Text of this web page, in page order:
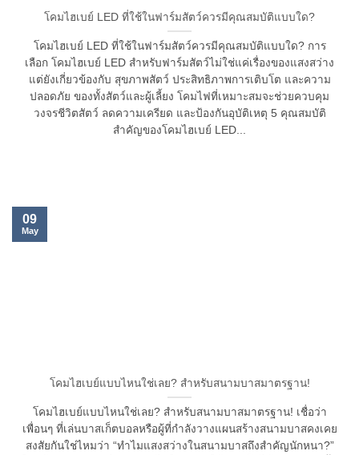
โคมไฮเบย์ LED ที่ใช้ในฟาร์มสัตว์ควรมีคุณสมบัติแบบใด?
โคมไฮเบย์ LED ที่ใช้ในฟาร์มสัตว์ควรมีคุณสมบัติแบบใด? การ
เลือก โคมไฮเบย์ LED สำหรับฟาร์มสัตว์ไม่ใช่แค่เรื่องของแสงสว่าง
แต่ยังเกี่ยวข้องกับ สุขภาพสัตว์ ประสิทธิภาพการเติบโต และความ
ปลอดภัย ของทั้งสัตว์และผู้เลี้ยง โคมไฟที่เหมาะสมจะช่วยควบคุม
วงจรชีวิตสัตว์ ลดความเครียด และป้องกันอุบัติเหตุ 5 คุณสมบัติ
สำคัญของโคมไฮเบย์ LED...
โคมไฮเบย์แบบไหนใช่เลย? สำหรับสนามบาสมาตรฐาน!
โคมไฮเบย์แบบไหนใช่เลย? สำหรับสนามบาสมาตรฐาน! เชื่อว่า
เพื่อนๆ ที่เล่นบาสเก็ตบอลหรือผู้ที่กำลังวางแผนสร้างสนามบาสคงเคย
สงสัยกันใช่ไหมว่า “ทำไมแสงสว่างในสนามบาสถึงสำคัญนักหนา?”
09
May